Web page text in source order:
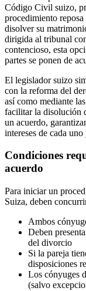
Código Civil suizo,
procedimiento
disolver su
dirigida al tribunal
contencioso, esta
partes se ponen de
El legislador suizo
con la reforma del
así como mediante
facilitar la disolución
un acuerdo,
intereses de cada
Condiciones
acuerdo
Para iniciar un
Suiza, deben
Ambos
Deben
del divorcio
Si la pareja
disposiciones
Los cónyuges
(salvo